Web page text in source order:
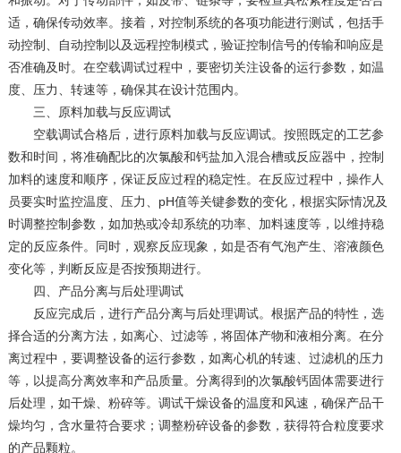
适，确保传动效率。接着，对控制系统的各项功能进行测试，包括手
动控制、自动控制以及远程控制模式，验证控制信号的传输和响应是
否准确及时。在空载调试过程中，要密切关注设备的运行参数，如温
度、压力、转速等，确保其在设计范围内。
三、原料加载与反应调试
空载调试合格后，进行原料加载与反应调试。按照既定的工艺参
数和时间，将准确配比的次氯酸和钙盐加入混合槽或反应器中，控制
加料的速度和顺序，保证反应过程的稳定性。在反应过程中，操作人
员要实时监控温度、压力、pH值等关键参数的变化，根据实际情况及
时调整控制参数，如加热或冷却系统的功率、加料速度等，以维持稳
定的反应条件。同时，观察反应现象，如是否有气泡产生、溶液颜色
变化等，判断反应是否按预期进行。
四、产品分离与后处理调试
反应完成后，进行产品分离与后处理调试。根据产品的特性，选
择合适的分离方法，如离心、过滤等，将固体产物和液相分离。在分
离过程中，要调整设备的运行参数，如离心机的转速、过滤机的压力
等，以提高分离效率和产品质量。分离得到的次氯酸钙固体需要进行
后处理，如干燥、粉碎等。调试干燥设备的温度和风速，确保产品干
燥均匀，含水量符合要求；调整粉碎设备的参数，获得符合粒度要求
的产品颗粒。